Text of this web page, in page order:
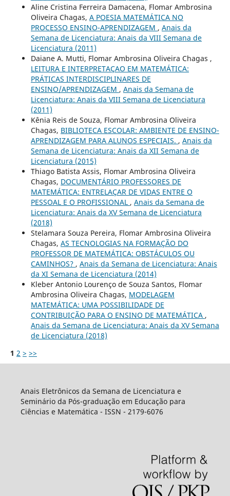
Aline Cristina Ferreira Damacena, Flomar Ambrosina
Oliveira Chagas, A POESIA MATEMÁTICA NO
PROCESSO ENSINO-APRENDIZAGEM , Anais da
Semana de Licenciatura: Anais da VIII Semana de
Licenciatura (2011)
Daiane A. Mutti, Flomar Ambrosina Oliveira Chagas ,
LEITURA E INTERPRETAÇAO EM MATEMÁTICA:
PRÁTICAS INTERDISCIPLINARES DE
ENSINO/APRENDIZAGEM , Anais da Semana de
Licenciatura: Anais da VIII Semana de Licenciatura
(2011)
Kênia Reis de Souza, Flomar Ambrosina Oliveira
Chagas, BIBLIOTECA ESCOLAR: AMBIENTE DE ENSINO-
APRENDIZAGEM PARA ALUNOS ESPECIAIS. , Anais da
Semana de Licenciatura: Anais da XII Semana de
Licenciatura (2015)
Thiago Batista Assis, Flomar Ambrosina Oliveira
Chagas, DOCUMENTÁRIO PROFESSORES DE
MATEMÁTICA: ENTRELAÇAR DE VIDAS ENTRE O
PESSOAL E O PROFISSIONAL , Anais da Semana de
Licenciatura: Anais da XV Semana de Licenciatura
(2018)
Stelamara Souza Pereira, Flomar Ambrosina Oliveira
Chagas, AS TECNOLOGIAS NA FORMAÇÃO DO
PROFESSOR DE MATEMÁTICA: OBSTÁCULOS OU
CAMINHOS? , Anais da Semana de Licenciatura: Anais
da XI Semana de Licenciatura (2014)
Kleber Antonio Lourenço de Souza Santos, Flomar
Ambrosina Oliveira Chagas, MODELAGEM
MATEMÁTICA: UMA POSSIBILIDADE DE
CONTRIBUIÇÃO PARA O ENSINO DE MATEMÁTICA ,
Anais da Semana de Licenciatura: Anais da XV Semana
de Licenciatura (2018)
1 2 > >>
Anais Eletrônicos da Semana de Licenciatura e
Seminário da Pós-graduação em Educação para
Ciências e Matemática - ISSN - 2179-6076